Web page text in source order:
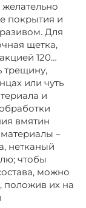
покрытия и
Для
щетка,
120…
трещину,
или чуть
и
вмятин
–
нетканый
чтобы
можно
положив их на